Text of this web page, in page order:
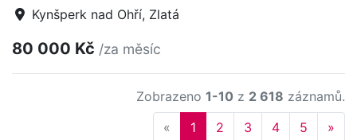
Kynšperk nad Ohří, Zlatá
80 000 Kč /za měsíc
Zobrazeno 1-10 z 2 618 záznamů.
« Previous
1 2 3 4 5 »